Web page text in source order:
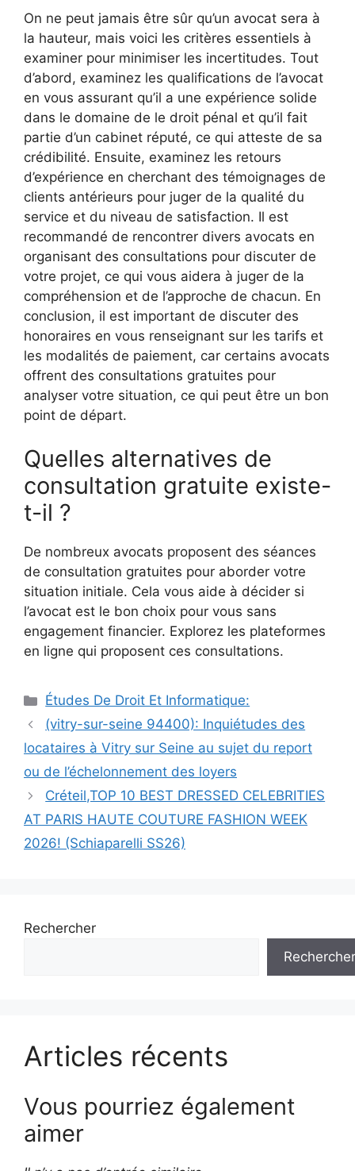
On ne peut jamais être sûr qu’un avocat sera à
la hauteur, mais voici les critères essentiels à
examiner pour minimiser les incertitudes. Tout
d’abord, examinez les qualifications de l’avocat
en vous assurant qu’il a une expérience solide
dans le domaine de le droit pénal et qu’il fait
partie d’un cabinet réputé, ce qui atteste de sa
crédibilité. Ensuite, examinez les retours
d’expérience en cherchant des témoignages de
clients antérieurs pour juger de la qualité du
service et du niveau de satisfaction. Il est
recommandé de rencontrer divers avocats en
organisant des consultations pour discuter de
votre projet, ce qui vous aidera à juger de la
compréhension et de l’approche de chacun. En
conclusion, il est important de discuter des
honoraires en vous renseignant sur les tarifs et
les modalités de paiement, car certains avocats
offrent des consultations gratuites pour
analyser votre situation, ce qui peut être un bon
point de départ.
Quelles alternatives de
consultation gratuite existe-
t-il ?
De nombreux avocats proposent des séances
de consultation gratuites pour aborder votre
situation initiale. Cela vous aide à décider si
l’avocat est le bon choix pour vous sans
engagement financier. Explorez les plateformes
en ligne qui proposent ces consultations.
Catégories
Études De Droit Et Informatique:
Navigation
des
(vitry-sur-seine 94400): Inquiétudes des
locataires à Vitry sur Seine au sujet du report
ou de l’échelonnement des loyers
Créteil,TOP 10 BEST DRESSED CELEBRITIES
AT PARIS HAUTE COUTURE FASHION WEEK
2026! (Schiaparelli SS26)
Rechercher
Rechercher
Articles récents
Vous pourriez également
aimer